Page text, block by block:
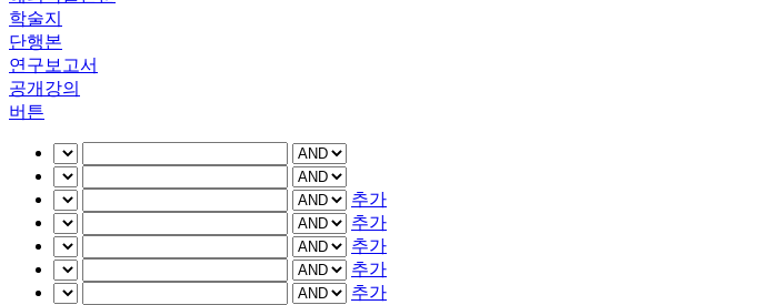
학술지
단행본
연구보고서
공개강의
버튼
추가
추가
추가
추가
추가